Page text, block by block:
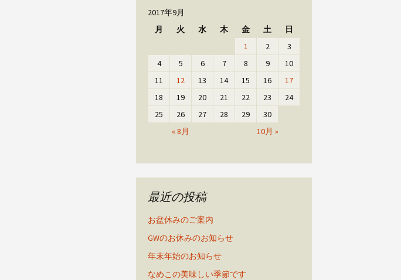
2017年9月
月
火 水 木 金 土 日
« 8月 10月 »
1 2
3
4
5 6 7 8 9
10
11
12 13 14 15 16
17
18
19 20 21 22 23
24
25
26 27 28 29 30
最近の投稿
お盆休みのご案内
GWのお休みのお知らせ
年末年始のお知らせ
なめこの美味しい季節です